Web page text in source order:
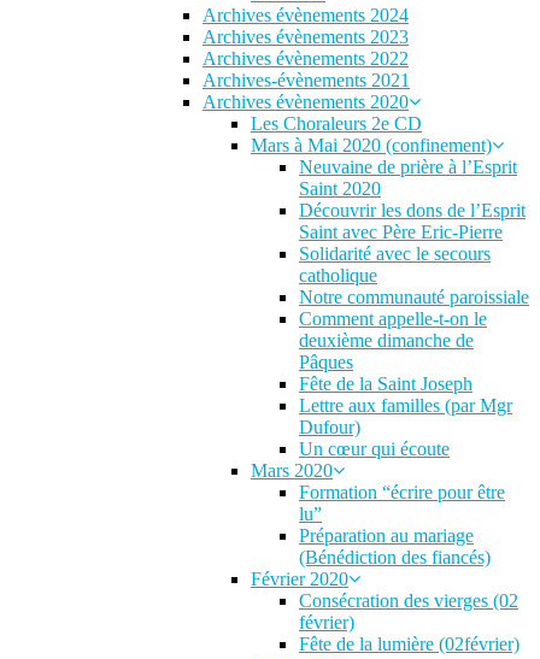
Archives évènements 2024
Archives évènements 2023
Archives évènements 2022
Archives-évènements 2021
Archives évènements 2020
Les Choraleurs 2e CD
Mars à Mai 2020 (confinement)
Neuvaine de prière à l’Esprit
Saint 2020
Découvrir les dons de l’Esprit
Saint avec Père Eric-Pierre
Solidarité avec le secours
catholique
Notre communauté paroissiale
Comment appelle-t-on le
deuxième dimanche de
Pâques
Fête de la Saint Joseph
Lettre aux familles (par Mgr
Dufour)
Un cœur qui écoute
Mars 2020
Formation “écrire pour être
lu”
Préparation au mariage
(Bénédiction des fiancés)
Février 2020
Consécration des vierges (02
février)
Fête de la lumière (02février)